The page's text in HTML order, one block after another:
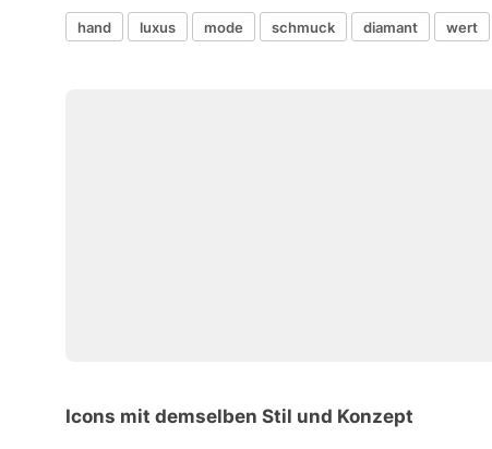
hand luxus mode schmuck diamant wert
Icons mit demselben Stil und Konzept